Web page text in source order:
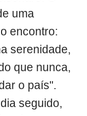
uma
encontro:
serenidade,
que nunca,
o país".
seguido,